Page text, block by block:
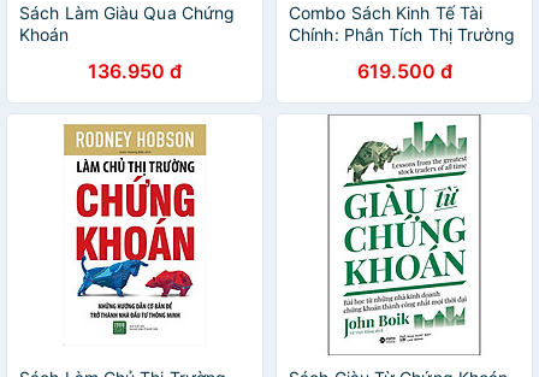
Sách Làm Giàu Qua Chứng
Khoán
136.950 đ
Combo Sách Kinh Tế Tài
Chính: Phân Tích Thị Trường
Chứng Khoán619.500 đ